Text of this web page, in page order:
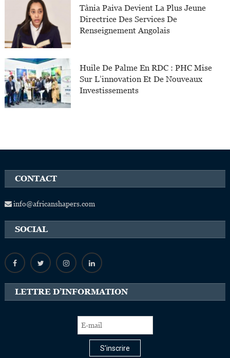
Tânia Paiva Devient La Plus Jeune
Directrice Des Services De
Renseignement Angolais
Huile De Palme En RDC : PHC Mise
Sur L’innovation Et De Nouveaux
Investissements
CONTACT
info@africanshapers.com
SOCIAL
LETTRE D’INFORMATION
S'inscrire